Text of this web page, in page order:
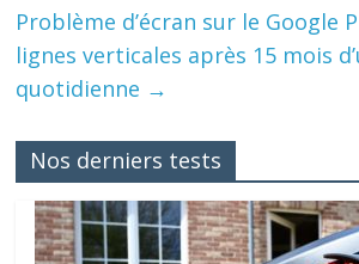
Problème d’écran sur le Google
lignes verticales après 15 mois
quotidienne →
Nos derniers tests